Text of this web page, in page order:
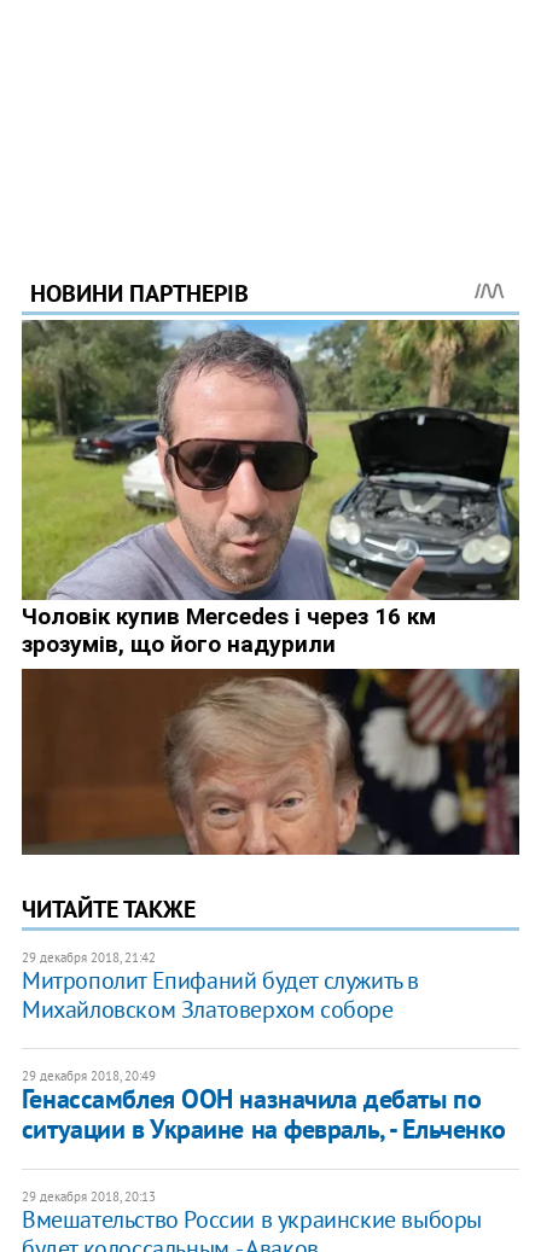
ЧИТАЙТЕ ТАКЖЕ
29 декабря 2018, 21:42
Митрополит Епифаний будет служить в
Михайловском Златоверхом соборе
29 декабря 2018, 20:49
Генассамблея ООН назначила дебаты по
ситуации в Украине на февраль, - Ельченко
29 декабря 2018, 20:13
Вмешательство России в украинские выборы